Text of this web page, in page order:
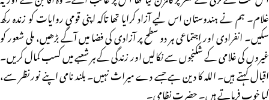
غلام۔ ہم نے ہندوستان اس لیے آزاد کرایا تھا تاکہ اپنی قومی روایات کو زندہ رکھ
سکیں۔ انفرادی اور اجتماعی ہر دو سطح پر آزادی کی فضا میں آگے بڑھیں، ملی شعور کو
غیروں کی غلامی کے شکنجوں سے نکالیں اور زندگی کے ہر شعبے میں کسب کمال کریں۔
اقبال کہتے ہیں۔ اللہ کا دین ہے جسے دے میراث نہیں۔ بلند نامی اپنے نور نظر سے،
کیا خوب فرماتے ہیں۔ حضرت نظامی۔